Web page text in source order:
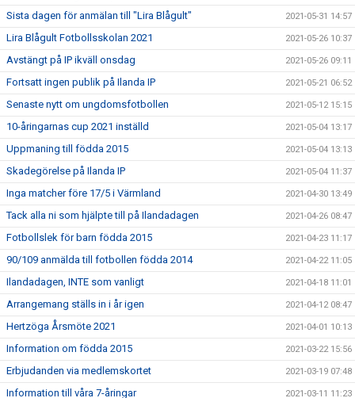
Sista dagen för anmälan till "Lira Blågult" 2021-05-31 14:57
Lira Blågult Fotbollsskolan 2021 2021-05-26 10:37
Avstängt på IP ikväll onsdag 2021-05-26 09:11
Fortsatt ingen publik på Ilanda IP 2021-05-21 06:52
Senaste nytt om ungdomsfotbollen 2021-05-12 15:15
10-åringarnas cup 2021 inställd 2021-05-04 13:17
Uppmaning till födda 2015 2021-05-04 13:13
Skadegörelse på Ilanda IP 2021-05-04 11:37
Inga matcher före 17/5 i Värmland 2021-04-30 13:49
Tack alla ni som hjälpte till på Ilandadagen 2021-04-26 08:47
Fotbollslek för barn födda 2015 2021-04-23 11:17
90/109 anmälda till fotbollen födda 2014 2021-04-22 11:05
Ilandadagen, INTE som vanligt 2021-04-18 11:01
Arrangemang ställs in i år igen 2021-04-12 08:47
Hertzöga Årsmöte 2021 2021-04-01 10:13
Information om födda 2015 2021-03-22 15:56
Erbjudanden via medlemskortet 2021-03-19 07:48
Information till våra 7-åringar 2021-03-11 11:23